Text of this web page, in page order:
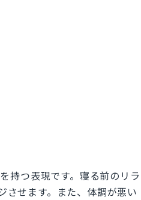
持つ表現です。寝る前のリラ
させます。また、体調が悪い